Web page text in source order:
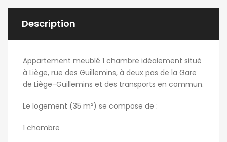
Description
Appartement meublé 1 chambre idéalement situé
à Liège, rue des Guillemins, à deux pas de la Gare
de Liège-Guillemins et des transports en commun.
Le logement (35 m²) se compose de :
1 chambre